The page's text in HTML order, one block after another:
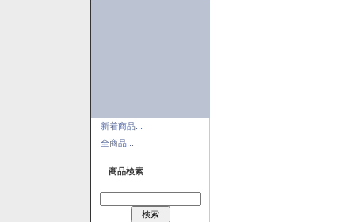
新着商品...
全商品...
商品検索